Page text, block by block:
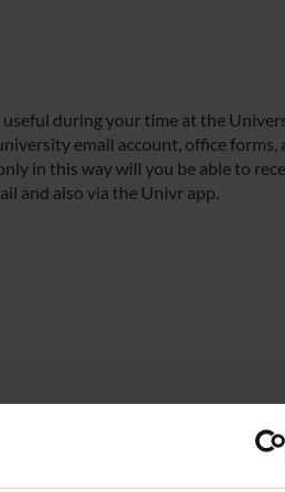
during your time at the
email account, office
in this way will you be able to
and also via the Univr app.